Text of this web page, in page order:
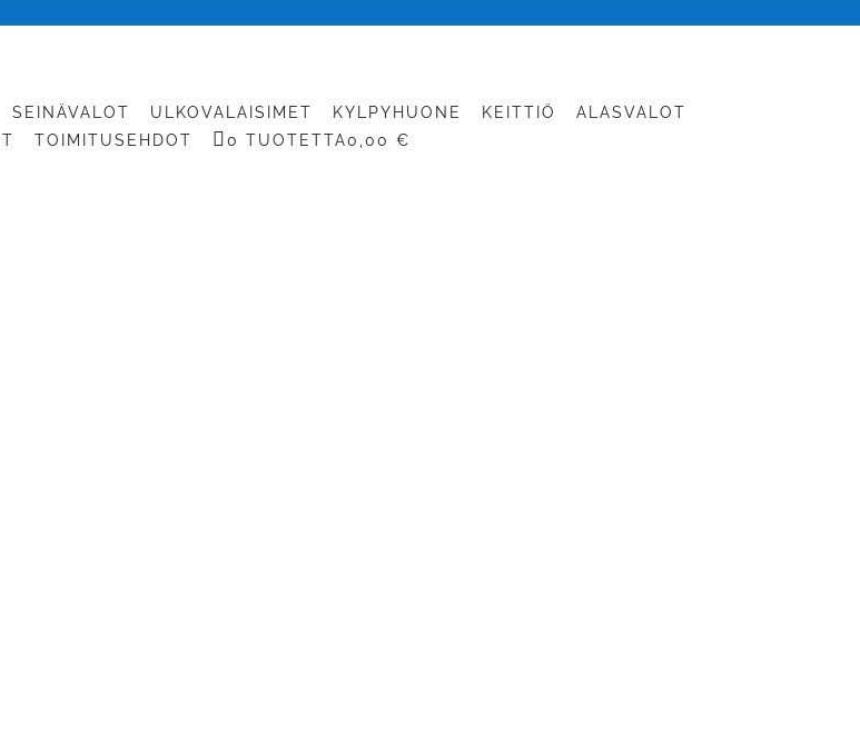
SEINÄVALOT ULKOVALAISIMET KYLPYHUONE KEITTIÖ
ALASVALOT
TOIMITUSEHDOT 0 TUOTETTA0,00 €